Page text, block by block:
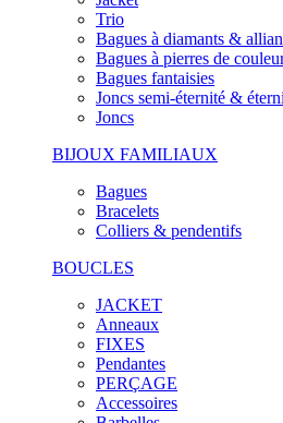
Trio
Bagues à diamants &
Bagues à pierres de
Bagues fantaisies
Joncs semi-éternité &
Joncs
BIJOUX FAMILIAUX
Bagues
Bracelets
Colliers & pendentifs
BOUCLES
JACKET
Anneaux
FIXES
Pendantes
PERÇAGE
Accessoires